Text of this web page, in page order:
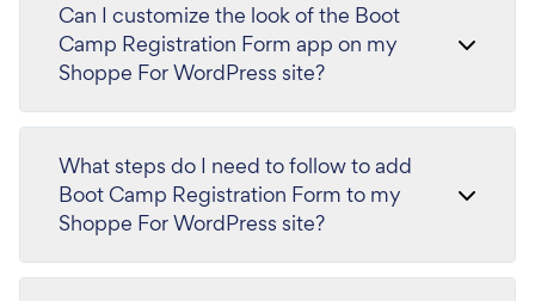
Can I customize the look of the Boot
Camp Registration Form app on my
Shoppe For WordPress site?
What steps do I need to follow to add
Boot Camp Registration Form to my
Shoppe For WordPress site?